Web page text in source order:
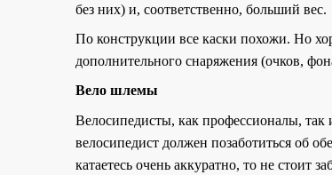
без них) и, соответственно, больший вес.
По конструкции все каски похожи. Но
дополнительного снаряжения (очков,
Вело шлемы
Велосипедисты, как профессионалы,
велосипедист должен позаботиться об
катаетесь очень аккуратно, то не стоит